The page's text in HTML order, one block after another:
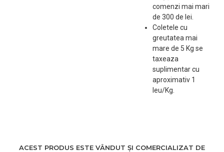
aparatul conectat la priza,
ondulatorul Mira Curl va intra in
Standby dupa aproximativ 20min.
•Oprire automata, dupa 60 de
•Cablu rotativ profesional cu o
lungime de 2,70 m.
•Sistem anti-blocare.
comenzi mai mari
de 300 de lei.
Coletele cu
greutatea mai
mare de 5 Kg se
taxeaza
suplimentar cu
aproximativ 1
leu/Kg.
ACEST PRODUS ESTE VÂNDUT ȘI COMERCIALIZAT DE